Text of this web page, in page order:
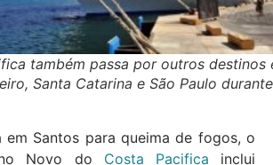
também passa por outros destinos
Santa Catarina e São Paulo
em Santos para queima de fogos, o
Novo do Costa Pacifica inclui